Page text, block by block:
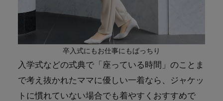
卒入式にもお仕事にもばっちり
入学式などの式典で「座っている時間」のことま
で考え抜かれたママに優しい一着なら、ジャケッ
トに慣れていない場合でも着やすくおすすめで